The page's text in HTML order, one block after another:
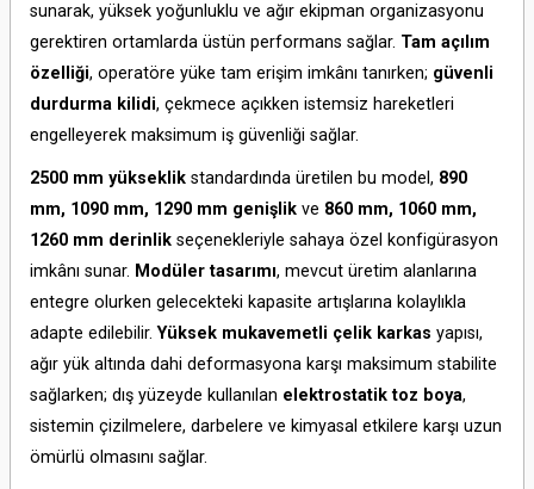
sunarak, yüksek yoğunluklu ve ağır ekipman organizasyonu
gerektiren ortamlarda üstün performans sağlar. Tam açılım
özelliği, operatöre yüke tam erişim imkânı tanırken; güvenli
durdurma kilidi, çekmece açıkken istemsiz hareketleri
engelleyerek maksimum iş güvenliği sağlar.
2500 mm yükseklik standardında üretilen bu model, 890
mm, 1090 mm, 1290 mm genişlik ve 860 mm, 1060 mm,
1260 mm derinlik seçenekleriyle sahaya özel konfigürasyon
imkânı sunar. Modüler tasarımı, mevcut üretim alanlarına
entegre olurken gelecekteki kapasite artışlarına kolaylıkla
adapte edilebilir.Yüksek mukavemetli çelik karkas yapısı,
ağır yük altında dahi deformasyona karşı maksimum stabilite
sağlarken; dış yüzeyde kullanılan elektrostatik toz boya,
sistemin çizilmelere, darbelere ve kimyasal etkilere karşı uzun
ömürlü olmasını sağlar.